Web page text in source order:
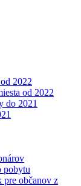
2022
od 2022
do 2021
pobytu
pre občanov z